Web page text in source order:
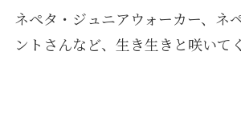
ネペタ・ジュニアウォーカー、ネ
ントさんなど、生き生きと咲いて